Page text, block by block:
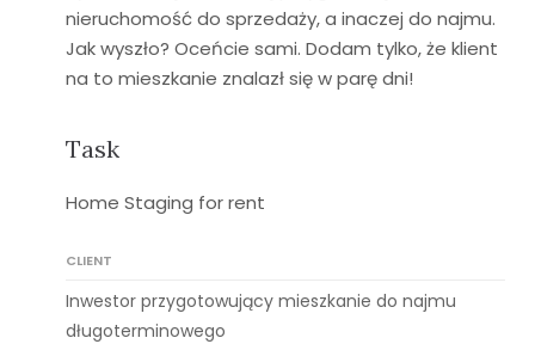
nieruchomość do sprzedaży, a inaczej do najmu.
Jak wyszło? Oceńcie sami. Dodam tylko, że klient
na to mieszkanie znalazł się w parę dni!
Task
Home Staging for rent
CLIENT
Inwestor przygotowujący mieszkanie do najmu
długoterminowego